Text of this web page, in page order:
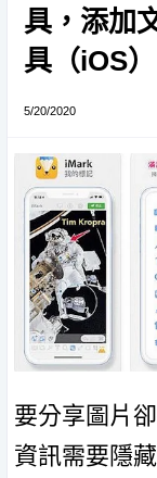
具，添加
具（iOS）
5/20/2020
要分享圖片
資訊需要隱